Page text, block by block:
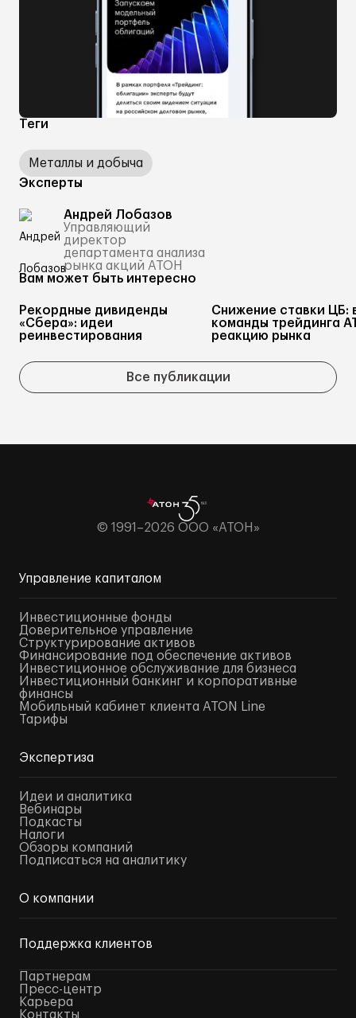
Теги
Металлы и добыча
Эксперты
Андрей Лобазов
Управляющий
директор
департамента анализа
рынка акций АТОН
Вам может быть интересно
Рекордные дивиденды
«Сбера»: идеи
реинвестирования
Снижение ставки ЦБ:
команды трейдинга
реакцию рынка
Все публикации
© 1991–2026 ООО «АТОН»
Управление капиталом
Инвестиционные фонды
Доверительное управление
Структурирование активов
Финансирование под обеспечение активов
Инвестиционное обслуживание для бизнеса
Инвестиционный банкинг и корпоративные
финансы
Мобильный кабинет клиента ATON Line
Тарифы
Экспертиза
Идеи и аналитика
Вебинары
Подкасты
Налоги
Обзоры компаний
Подписаться на аналитику
О компании
Поддержка клиентов
Партнерам
Пресс-центр
Карьера
Контакты